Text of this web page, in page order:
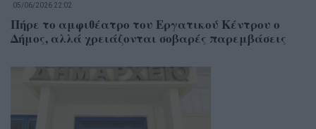
05/06/2026 22:02
Πήρε το αμφιθέατρο του Εργατικού Κέντρου ο
Δήμος, αλλά χρειάζονται σοβαρές παρεμβάσεις